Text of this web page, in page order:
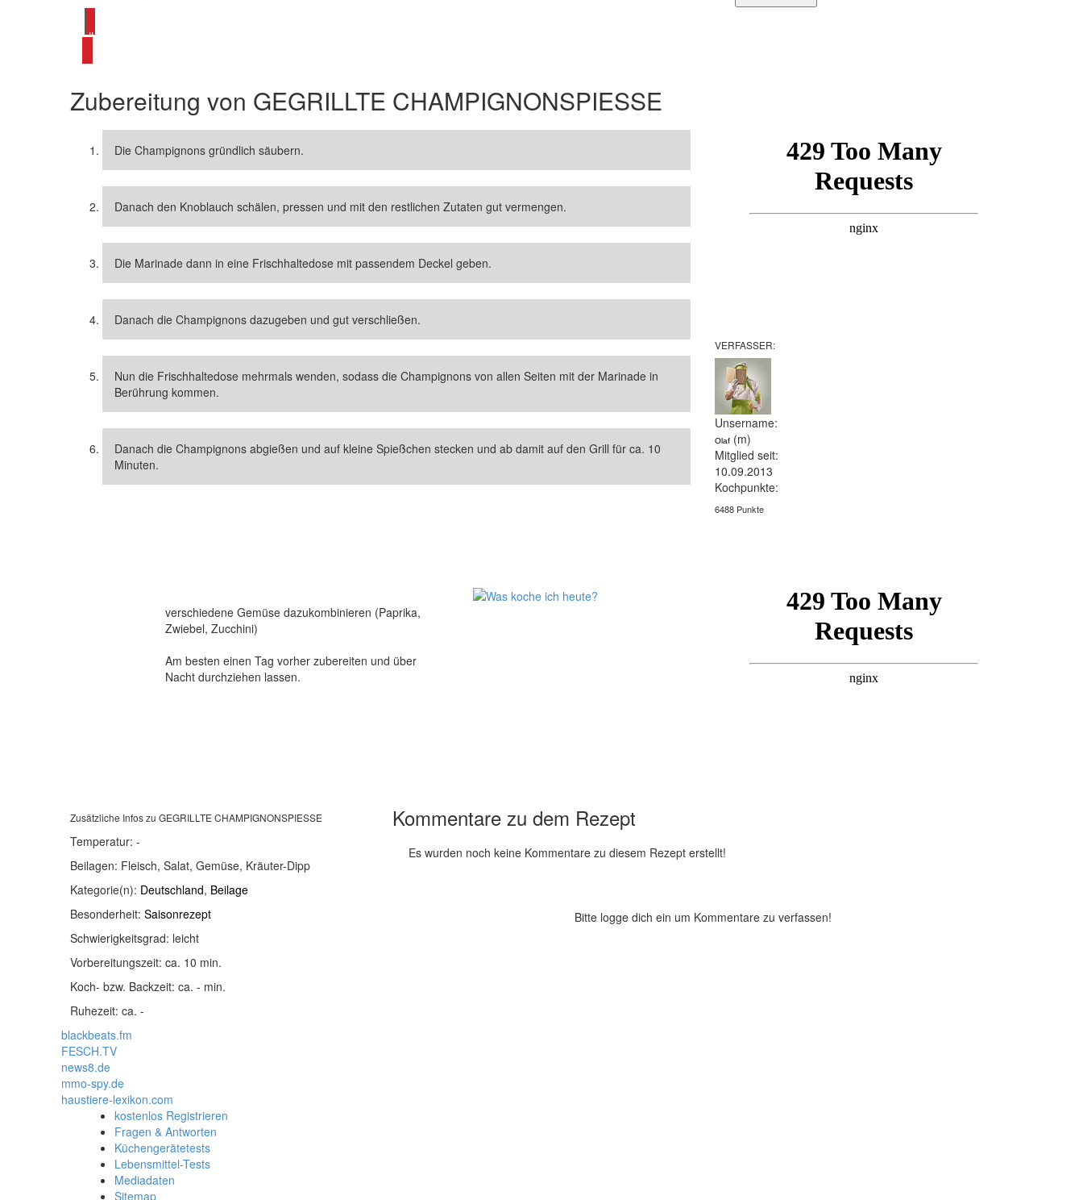
alle Grillrezepte ansehen
Zubereitung von GEGRILLTE CHAMPIGNONSPIESSE
Die Champignons gründlich säubern.
Danach den Knoblauch schälen, pressen und mit den restlichen Zutaten gut vermengen.
Die Marinade dann in eine Frischhaltedose mit passendem Deckel geben.
Danach die Champignons dazugeben und gut verschließen.
Nun die Frischhaltedose mehrmals wenden, sodass die Champignons von allen Seiten mit der Marinade in
Berührung kommen.
Danach die Champignons abgießen und auf kleine Spießchen stecken und ab damit auf den Grill für ca. 10
Minuten.
VERFASSER:
Unsername:
Olaf (m)
Mitglied seit:
10.09.2013
Kochpunkte:
6488 Punkte
verschiedene Gemüse dazukombinieren (Paprika,
Zwiebel, Zucchini)
Am besten einen Tag vorher zubereiten und über
Nacht durchziehen lassen.
Zusätzliche Infos zu GEGRILLTE CHAMPIGNONSPIESSE
Temperatur: -
Beilagen: Fleisch, Salat, Gemüse, Kräuter-Dipp
Kategorie(n): Deutschland, Beilage
Besonderheit: Saisonrezept
Schwierigkeitsgrad: leicht
Vorbereitungszeit: ca. 10 min.
Koch- bzw. Backzeit: ca. - min.
Ruhezeit: ca. -
Kommentare zu dem Rezept
Es wurden noch keine Kommentare zu diesem Rezept erstellt!
Bitte logge dich ein um Kommentare zu verfassen!
blackbeats.fm
FESCH.TV
news8.de
mmo-spy.de
haustiere-lexikon.com
kostenlos Registrieren
Fragen & Antworten
Küchengerätetests
Lebensmittel-Tests
Mediadaten
Sitemap